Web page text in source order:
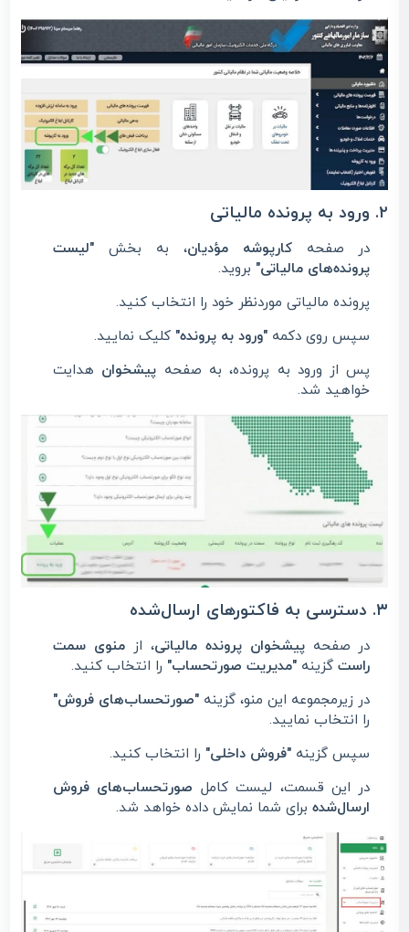
۲. ورود به پرونده مالیاتی
در صفحهکارپوشه مؤدیان، به بخش"لیست
پرونده‌های مالیاتی" بروید.
پرونده مالیاتی موردنظر خود را انتخاب کنید.
سپس روی دکمه "ورود به پرونده" کلیک نمایید.
پس از ورود به پرونده، به صفحه پیشخوان هدایت
خواهید شد.
۳. دسترسی به فاکتورهای ارسال‌شده
در صفحهپیشخوان پرونده مالیاتی، ازمنوی سمت
راستگزینه "مدیریت صورتحساب" را انتخاب کنید.
در زیرمجموعه این منو، گزینه "صورتحساب‌های فروش"
را انتخاب نمایید.
سپس گزینه "فروش داخلی" را انتخاب کنید.
در این قسمت، لیست کامل صورتحساب‌های فروش
ارسال‌شدهبرای شما نمایش داده خواهد شد.